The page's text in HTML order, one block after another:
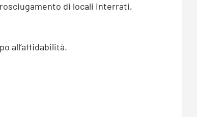
di locali interrati,
all’affidabilità.